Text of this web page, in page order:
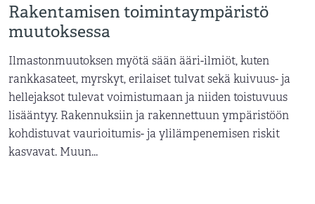
Rakentamisen toimintaympäristö
muutoksessa
Ilmastonmuutoksen myötä sään ääri-ilmiöt, kuten
rankkasateet, myrskyt, erilaiset tulvat sekä kuivuus- ja
hellejaksot tulevat voimistumaan ja niiden toistuvuus
lisääntyy. Rakennuksiin ja rakennettuun ympäristöön
kohdistuvat vaurioitumis- ja ylilämpenemisen riskit
kasvavat. Muun...